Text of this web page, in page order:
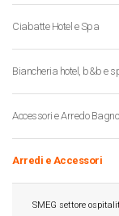
Ciabatte Hotel e Spa
Biancheria hotel, b&b e
Accessori e Arredo
Arredi e Accessori
SMEG settore